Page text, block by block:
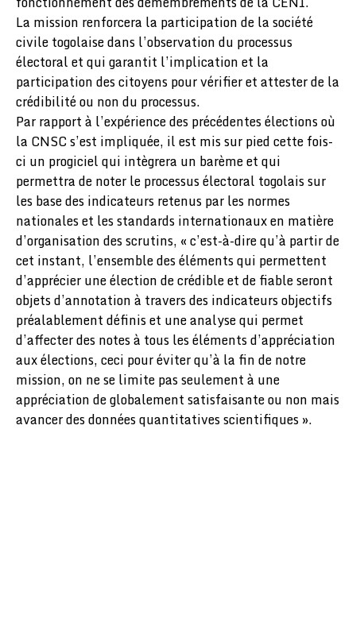
La mission renforcera la participation de la société
civile togolaise dans l’observation du processus
électoral et qui garantit l’implication et la
participation des citoyens pour vérifier et attester de la
crédibilité ou non du processus.
Par rapport à l’expérience des précédentes élections où
la CNSC s’est impliquée, il est mis sur pied cette fois-
ci un progiciel qui intègrera un barème et qui
permettra de noter le processus électoral togolais sur
les base des indicateurs retenus par les normes
nationales et les standards internationaux en matière
d’organisation des scrutins, « c’est-à-dire qu’à partir de
cet instant, l’ensemble des éléments qui permettent
d’apprécier une élection de crédible et de fiable seront
objets d’annotation à travers des indicateurs objectifs
préalablement définis et une analyse qui permet
d’affecter des notes à tous les éléments d’appréciation
aux élections, ceci pour éviter qu’à la fin de notre
mission, on ne se limite pas seulement à une
appréciation de globalement satisfaisante ou non mais
avancer des données quantitatives scientifiques ».